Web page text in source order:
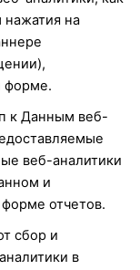
нажатия на
форме.
к Данным веб-
веб-аналитики
и
отчетов.
сбор и
в